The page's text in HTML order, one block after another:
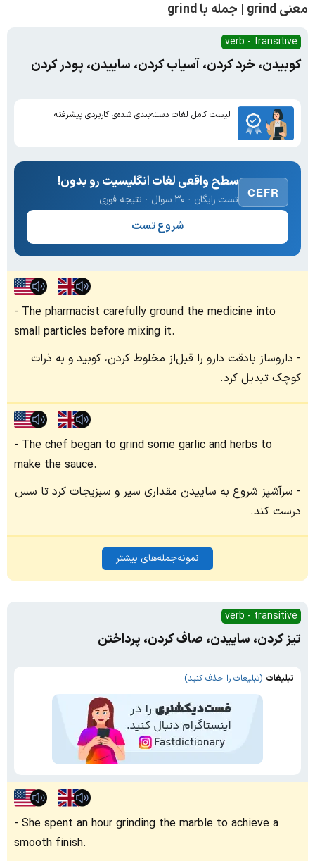
معنی grind | جمله با grind
verb - transitive
کوبیدن، خرد کردن، آسیاب کردن، ساییدن، پودر کردن
لیست کامل لغات دسته‌بندی شده‌ی کاربردی پیشرفته
CEFR
سطح واقعی لغات انگلیسیت رو بدون!
تست رایگان · ۳۰ سوال · نتیجه فوری
شروع تست
The pharmacist carefully ground the medicine into
small particles before mixing it.
داروساز بادقت دارو را قبل‌از مخلوط کردن، کوبید و به ذرات
کوچک تبدیل کرد.
The chef began to grind some garlic and herbs to
make the sauce.
سرآشپز شروع به ساییدن مقداری سیر و سبزیجات کرد تا سس
درست کند.
نمونه‌جمله‌های بیشتر
verb - transitive
تیز کردن، ساییدن، صاف کردن، پرداختن
تبلیغات (تبلیغات را حذف کنید)
She spent an hour grinding the marble to achieve a
smooth finish.